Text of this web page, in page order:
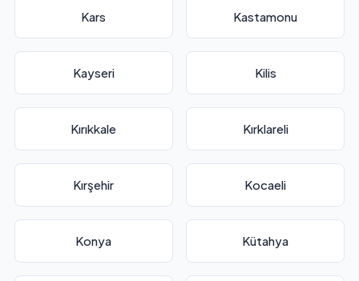
Kars Kastamonu
Kayseri Kilis
Kırıkkale Kırklareli
Kırşehir Kocaeli
Konya Kütahya